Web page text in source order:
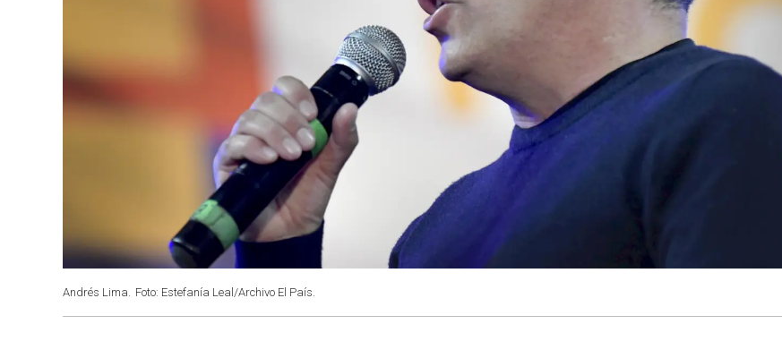
Andrés Lima. Foto: Estefanía Leal/Archivo El País.